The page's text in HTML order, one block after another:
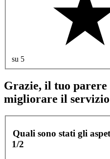
su 5
Grazie, il tuo parere
migliorare il
Quali sono stati gli
1/2